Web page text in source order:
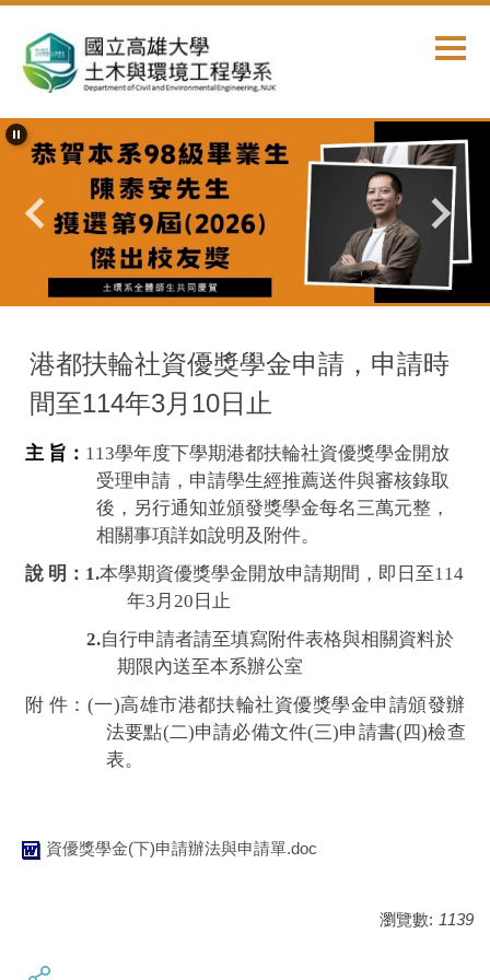
到
主
內
容
首頁 獎學金公告
港都扶輪社資優獎學金申請，申請時
間至114年3月10日止
主 旨： 113學年度下學期港都扶輪社資優獎學金開放
受理申請，申請學生經推薦送件與審核錄取
後，另行通知並頒發獎學金每名三萬元整，
相關事項詳如說明及附件。
說 明：1.本學期資優獎學金開放申請期間，即日至114
年3月20日止
2.自行申請者請至填寫附件表格與相關資料於
期限內送至本系辦公室
附 件：(一)高雄市港都扶輪社資優獎學金申請頒發辦
法要點(二)申請必備文件(三)申請書(四)檢查
表。
資優獎學金(下)申請辦法與申請單.doc
瀏覽數: 1139